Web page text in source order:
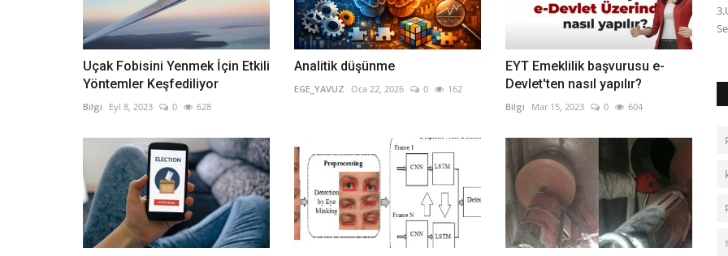
Uçak Fobisini Yenmek İçin Etkili
Yöntemler Keşfediliyor
Bilgi Eyl 8, 2023 0 628
Analitik düşünme
EGE_YAVUZ Oca 22, 2026 0 162
EYT Emeklilik başvurusu e-
Devlet'ten nasıl yapılır?
Bilgi Mar 15, 2023 0 604
Örgütsel politika algısının politik davranış üzerine etkisinde
güç mesafesinin ve...
American Academy of Pediatrics, 3 yaşındaki çocukların
günlük ekran süresini sınırlı...